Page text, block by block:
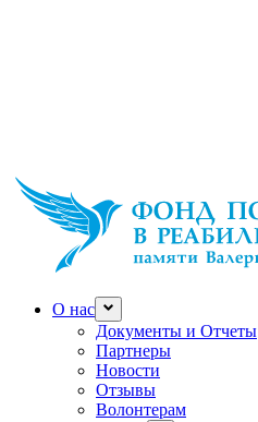
О нас
Документы и Отчеты
Партнеры
Новости
Отзывы
Волонтерам